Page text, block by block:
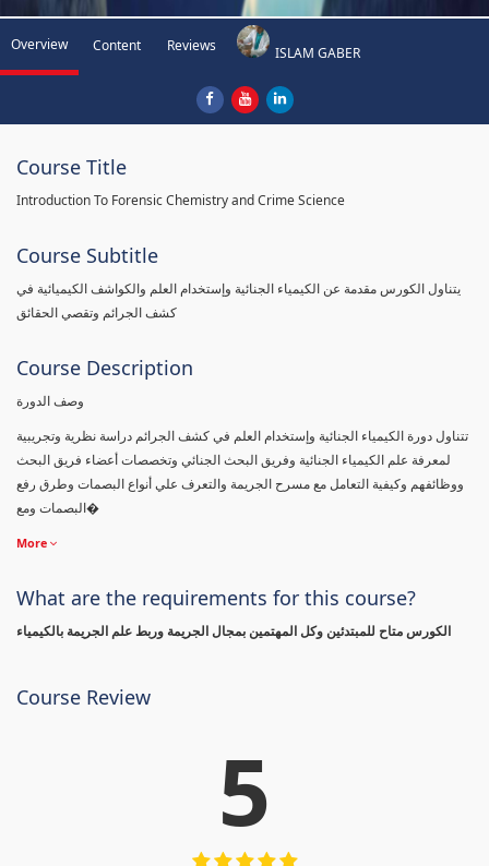
Overview Content Reviews ISLAM GABER
Course Title
Introduction To Forensic Chemistry and Crime Science
Course Subtitle
يتناول الكورس مقدمة عن الكيمياء الجنائية وإستخدام العلم والكواشف الكيميائية في
كشف الجرائم وتقصي الحقائق
Course Description
وصف الدورة
تتناول دورة الكيمياء الجنائية وإستخدام العلم في كشف الجرائم دراسة نظرية وتجريبية
لمعرفة علم الكيمياء الجنائية وفريق البحث الجنائي وتخصصات أعضاء فريق البحث
ووظائفهم وكيفية التعامل مع مسرح الجريمة والتعرف علي أنواع البصمات وطرق رفع
البصمات ومع�
More
What are the requirements for this course?
الكورس متاح للمبتدئين وكل المهتمين بمجال الجريمة وربط علم الجريمة بالكيمياء
Course Review
5